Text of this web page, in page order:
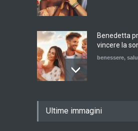
Benedetta
vincere la
benessere,
una vera
Ultime immagini